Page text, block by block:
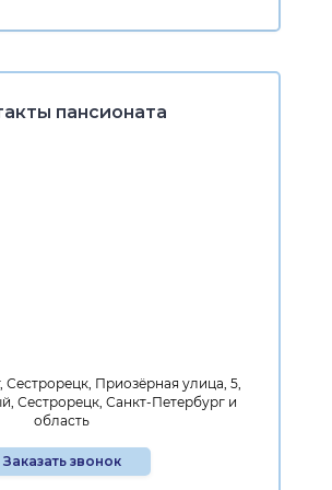
пансионата
Сестрорецк, Приозёрная улица, 5,
Сестрорецк, Санкт-Петербург и
область
Заказать звонок